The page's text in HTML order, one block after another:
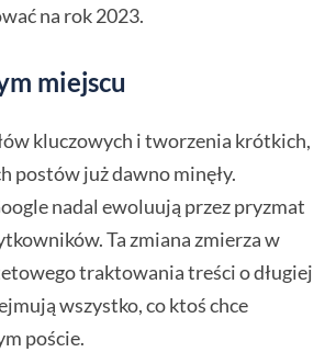
na rok 2023.
miejscu
kluczowych i tworzenia krótkich,
postów już dawno minęły.
nadal ewoluują przez pryzmat
Ta zmiana zmierza w
traktowania treści o długiej
wszystko, co ktoś chce
poście.